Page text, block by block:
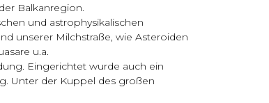
Balkanregion.
und astrophysikalischen
unserer Milchstraße, wie Asteroiden
u.a.
Eingerichtet wurde auch ein
Unter der Kuppel des großen